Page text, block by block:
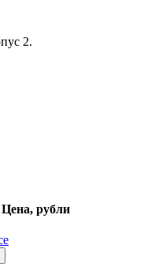
2.
Цена, рубли